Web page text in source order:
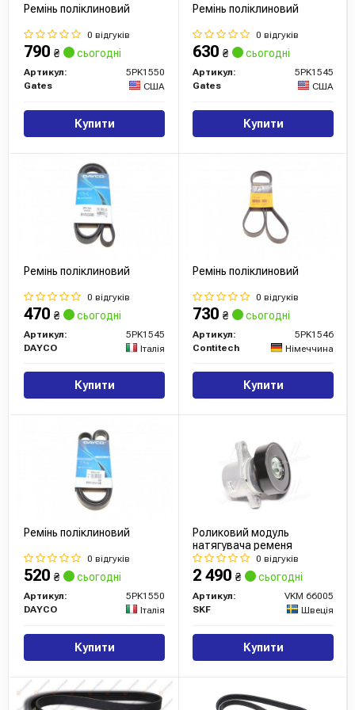
Ремінь поліклиновий
0 відгуків
790 ₴ сьогодні
Артикул:
5PK1550
Gates
США
Купити
Ремінь поліклиновий
0 відгуків
630 ₴ сьогодні
Артикул:
5PK1545
Gates
США
Купити
Ремінь поліклиновий
0 відгуків
470 ₴ сьогодні
Артикул:
5PK1545
DAYCO
Італія
Купити
Ремінь поліклиновий
0 відгуків
730 ₴ сьогодні
Артикул:
5PK1546
Contitech
Німеччина
Купити
Ремінь поліклиновий
0 відгуків
520 ₴ сьогодні
Артикул:
5PK1550
DAYCO
Італія
Купити
Роликовий модуль
натягувача ременя
0 відгуків
2 490 ₴ сьогодні
Артикул:
VKM 66005
SKF
Швеція
Купити